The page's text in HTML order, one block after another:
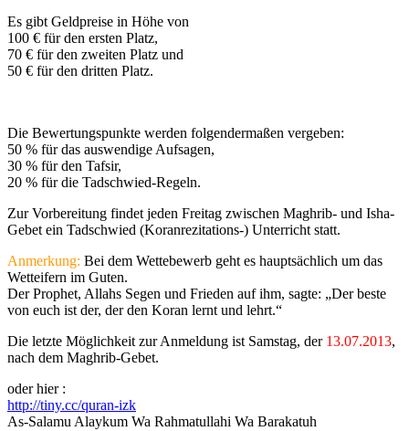
Es gibt Geldpreise in Höhe von
100 € für den ersten Platz,
70 € für den zweiten Platz und
50 € für den dritten Platz.
Die Bewertungspunkte werden folgendermaßen vergeben:
50 % für das auswendige Aufsagen,
30 % für den Tafsir,
20 % für die Tadschwied-Regeln.
Zur Vorbereitung findet jeden Freitag zwischen Maghrib- und Isha-
Gebet ein Tadschwied (Koranrezitations-) Unterricht statt.
Anmerkung: Bei dem Wettebewerb geht es hauptsächlich um das
Wetteifern im Guten.
Der Prophet, Allahs Segen und Frieden auf ihm, sagte: „Der beste
von euch ist der, der den Koran lernt und lehrt.“
Die letzte Möglichkeit zur Anmeldung ist Samstag, der 13.07.2013,
nach dem Maghrib-Gebet.
oder hier :
http://tiny.cc/quran-izk
As-Salamu Alaykum Wa Rahmatullahi Wa Barakatuh